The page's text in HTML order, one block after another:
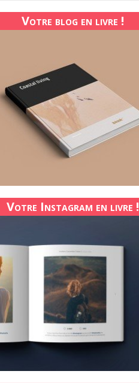
Votre blog en livre !
Votre Instagram en livre !